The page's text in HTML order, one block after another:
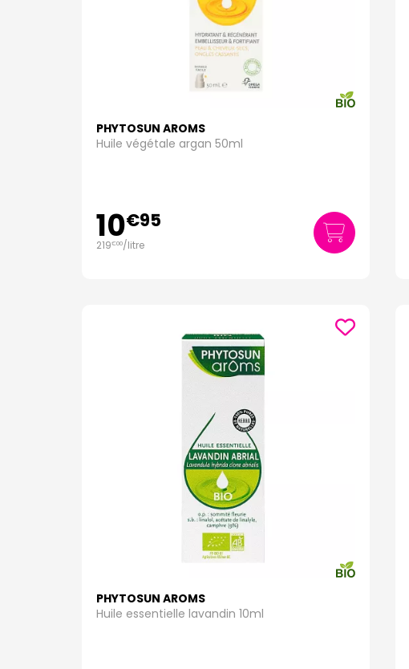
PHYTOSUN AROMS
Huile végétale argan 50ml
10€95
219€00/litre
PHYTOSUN AROMS
Huile essentielle lavandin 10ml